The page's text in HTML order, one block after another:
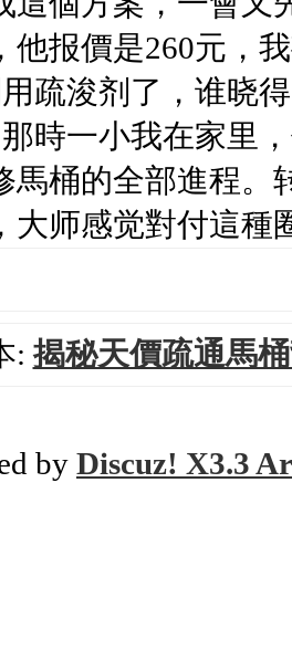
他报價是260元，
疏浚剂了，谁晓
時一小我在家里
馬桶的全部進程。
大师感觉對付這種
:揭秘天價疏通馬
by Discuz! X3.3